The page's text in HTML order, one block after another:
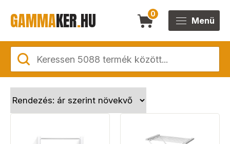
GAMMAKER.HU 0
Menü